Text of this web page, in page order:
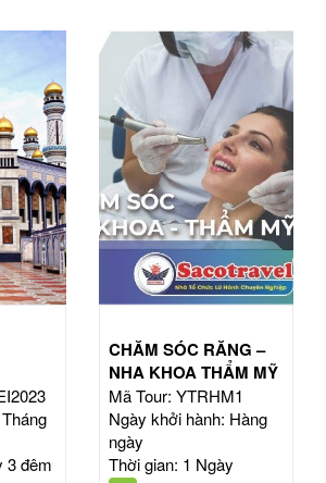
3 đêm
CHĂM SÓC RĂNG –
NHA KHOA THẨM MỸ
Mã Tour: YTRHM1
Ngày khởi hành: Hàng
ngày
Thời gian: 1 Ngày